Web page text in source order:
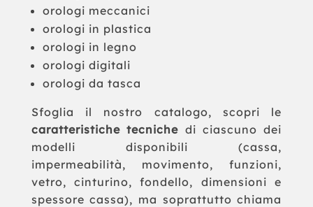
orologi meccanici
orologi in plastica
orologi in legno
orologi digitali
orologi da tasca
Sfoglia il nostro catalogo, scopri le
caratteristiche tecniche di ciascuno dei
modelli disponibili (cassa,
impermeabilità, movimento, funzioni,
vetro, cinturino, fondello, dimensioni e
spessore cassa), ma soprattutto chiama